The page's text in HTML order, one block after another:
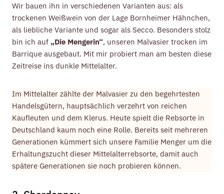
Wir bauen ihn in verschiedenen Varianten aus: als
trockenen Weißwein von der Lage Bornheimer Hähnchen,
als liebliche Variante und sogar als Secco. Besonders stolz
bin ich auf „Die Mengerin“, unseren Malvasier trocken im
Barrique ausgebaut. Mit mir probiert man am besten diese
Zeitreise ins dunkle Mittelalter.
Im Mittelalter zählte der Malvasier zu den begehrtesten
Handelsgütern, hauptsächlich verzehrt von reichen
Kaufleuten und dem Klerus. Heute spielt die Rebsorte in
Deutschland kaum noch eine Rolle. Bereits seit mehreren
Generationen kümmert sich unsere Familie Menger um die
Erhaltungszucht dieser Mittelalterrebsorte, damit auch
spätere Generationen sie noch probieren können.